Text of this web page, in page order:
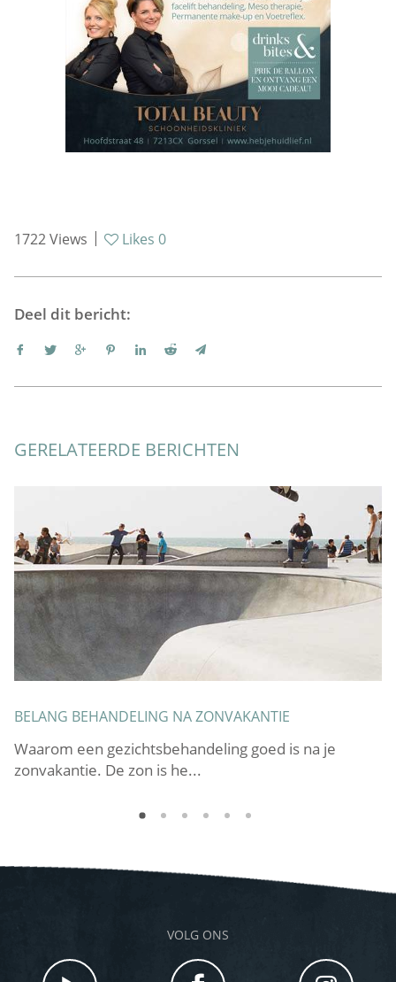
1722Views | Likes 0
Deel dit bericht:
GERELATEERDE BERICHTEN
BELANG BEHANDELING NA ZONVAKANTIE
Waarom een gezichtsbehandeling goed is na je
zonvakantie. De zon is he...
VOLG ONS